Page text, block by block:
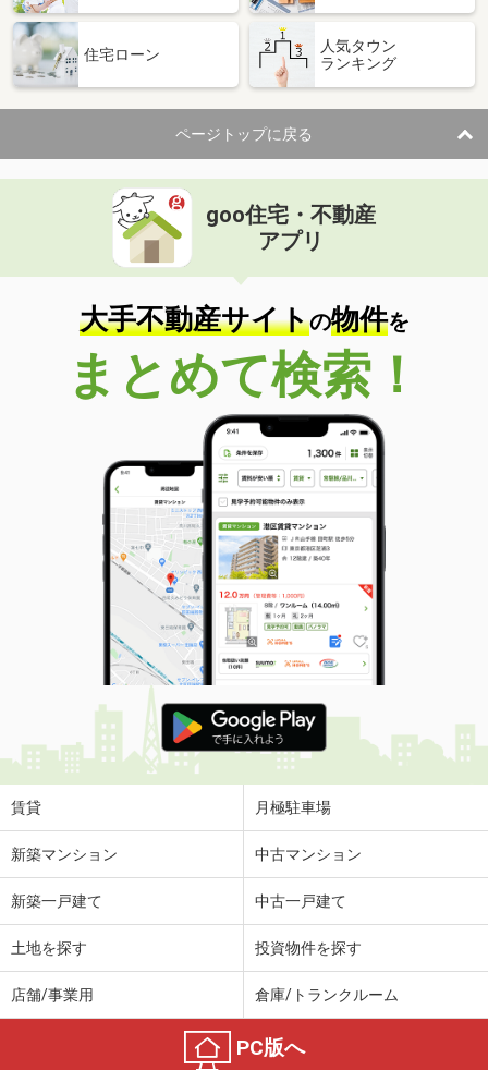
和歌山県和歌山市栄谷
1,263万円
用途地域
１種低層
和歌山県和歌山市神前
価 格
1,480万円
住 所
土地面積 138.8m²
和歌山県和歌山市和歌浦東３丁目
350万円
和歌山県和歌山市和歌浦東３丁目
用途地域 １種中高
土地面積
97.95m²
和歌山県御坊市島
価 格
50万円
住 所
和歌山県御坊市島
用途地域
１種中高
土地面積 159.8m²
住宅ローン
人気タウン
ランキング
ページトップに戻る
goo住宅・不動産
アプリ
大手不動産サイトの物件を
まとめて検索！
賃貸 月極駐車場
新築マンション 中古マンション
新築一戸建て 中古一戸建て
土地を探す 投資物件を探す
店舗/事業用 倉庫/トランクルーム
PC版へ